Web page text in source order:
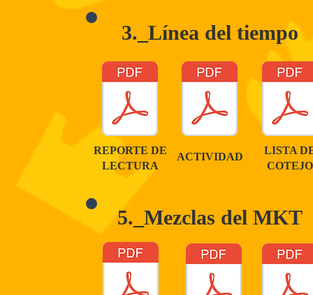
3._Línea del tiempo
REPORTE DE
LECTURA
ACTIVIDAD
LISTA
COTEJO
5._Mezclas del MKT